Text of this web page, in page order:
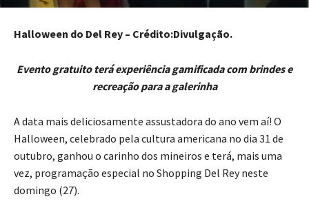
Halloween do Del Rey – Crédito:Divulgação.
Evento gratuito terá experiência gamificada com brindes e
recreação para a galerinha
A data mais deliciosamente assustadora do ano vem aí! O
Halloween, celebrado pela cultura americana no dia 31 de
outubro, ganhou o carinho dos mineiros e terá, mais uma
vez, programação especial no Shopping Del Rey neste
domingo (27).